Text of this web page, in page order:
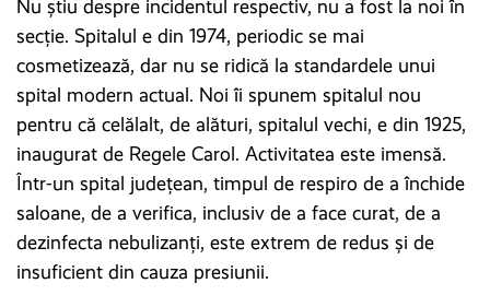
Nu știu despre incidentul respectiv, nu a fost la noi în
secție. Spitalul e din 1974, periodic se mai
cosmetizează, dar nu se ridică la standardele unui
spital modern actual. Noi îi spunem spitalul nou
pentru că celălalt, de alături, spitalul vechi, e din 1925,
inaugurat de Regele Carol. Activitatea este imensă.
Într-un spital județean, timpul de respiro de a închide
saloane, de a verifica, inclusiv de a face curat, de a
dezinfecta nebulizanți, este extrem de redus și de
insuficient din cauza presiunii.